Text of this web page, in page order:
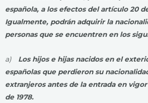
española, a los efectos del artículo 20
Igualmente, podrán adquirir la
personas que se encuentren en los
a) Los hijos e hijas nacidos en el
españolas que perdieron su
extranjeros antes de la entrada en
de 1978.